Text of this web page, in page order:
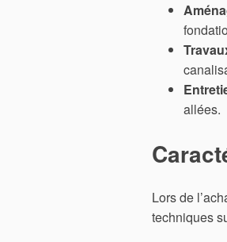
allées.
Lors de
techniques